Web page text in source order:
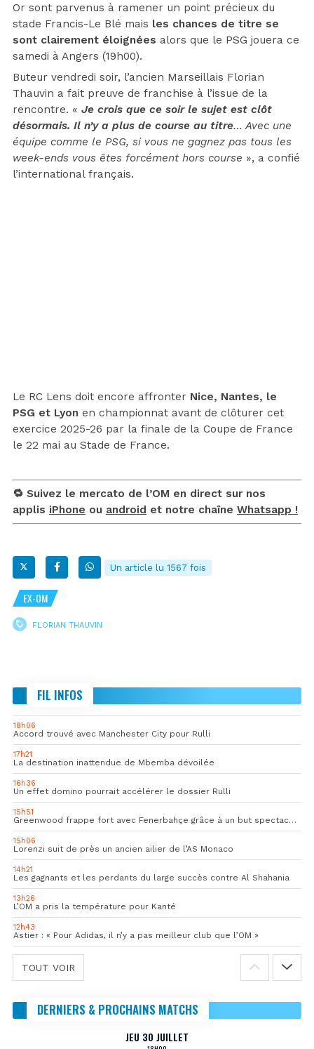
Or sont parvenus à ramener un point précieux du
stade Francis-Le Blé mais les chances de titre se
sont clairement éloignées alors que le PSG jouera ce
samedi à Angers (19h00).
Buteur vendredi soir, l’ancien Marseillais Florian
Thauvin a fait preuve de franchise à l’issue de la
rencontre. « Je crois que ce soir le sujet est clôt
désormais. Il n’y a plus de course au titre… Avec une
équipe comme le PSG, si vous ne gagnez pas tous les
week-ends vous êtes forcément hors course », a confié
l’international français.
Le RC Lens doit encore affronter Nice, Nantes, le
PSG et Lyon en championnat avant de clôturer cet
exercice 2025-26 par la finale de la Coupe de France
le 22 mai au Stade de France.
🔁 Suivez le mercato de l’OM en direct sur nos
applis iPhone ou android et notre chaîne Whatsapp !
Un article lu 1567 fois
EX-OM
FLORIAN THAUVIN
FIL INFOS
18h06
Accord trouvé avec Manchester City pour Rulli
17h21
La destination inattendue de Mbemba dévoilée
16h36
Un effet domino pourrait accélérer le dossier Rulli
15h51
Greenwood frappe fort avec Fenerbahçe grâce à un but spectaculaire
15h06
Lorenzi suit de près un ancien ailier de l’AS Monaco
14h21
Les gagnants et les perdants du large succès contre Al Shahania
13h26
L’OM a pris la température pour Kanté
12h43
Astier : « Pour Adidas, il n’y a pas meilleur club que l’OM »
TOUT VOIR
DERNIERS & PROCHAINS MATCHS
JEU 30 JUILLET